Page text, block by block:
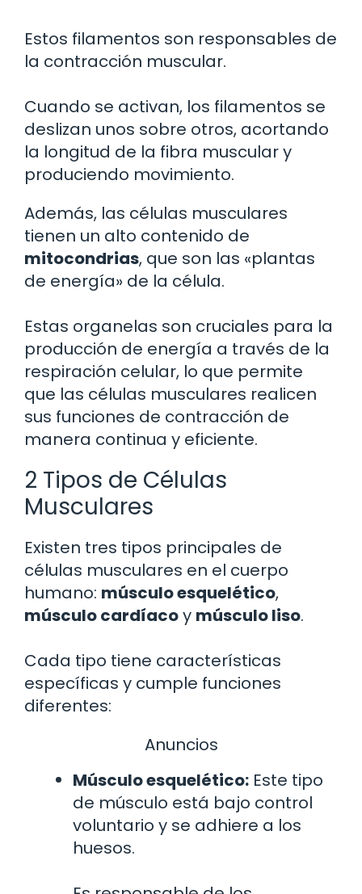
Estos filamentos son responsables de
la contracción muscular.
Cuando se activan, los filamentos se
deslizan unos sobre otros, acortando
la longitud de la fibra muscular y
produciendo movimiento.
Además, las células musculares
tienen un alto contenido de
mitocondrias, que son las «plantas
de energía» de la célula.
Estas organelas son cruciales para la
producción de energía a través de la
respiración celular, lo que permite
que las células musculares realicen
sus funciones de contracción de
manera continua y eficiente.
2 Tipos de Células
Musculares
Existen tres tipos principales de
células musculares en el cuerpo
humano: músculo esquelético,
músculo cardíacoy músculo liso.
Cada tipo tiene características
específicas y cumple funciones
diferentes:
Anuncios
Músculo esquelético: Este tipo
de músculo está bajo control
voluntario y se adhiere a los
huesos.